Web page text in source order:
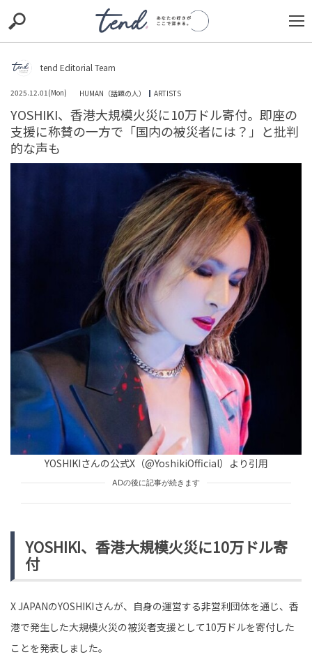
trill nordot RECOMMEND ARENA TOP
「ファンがするのはやはり違う」「積極的に言って欲し
い」とSNSでは共感の声。サカナクション・山口一郎がラ
ジオの違法転載に...
HUMAN（話題の人）
tend Editorial Team
「期待してるよ！」と言いながら雑務を押し付ける上
司。だが、徹夜で仕上げた私の提案内容で上司の態度が
TREND（トレンド深堀）
tend Editorial Team
「会社の備品を置いてるだけ」と言う夫。しかし、開け
た物置に義母の古い服とアルバムが入っていたワケ
TREND（トレンド深堀）
STORY
tend Editorial Team
2025.12.01(Mon) HUMAN（話題の人） ARTISTS
YOSHIKI、香港大規模火災に10万ドル寄付。即座の
支援に称賛の一方で「国内の被災者には？」と批判
的な声も
YOSHIKIさんの公式X（@YoshikiOfficial）より引用
ADの後に記事が続きます
YOSHIKI、香港大規模火災に10万ドル寄
付
X JAPANのYOSHIKIさんが、自身の運営する非営利団体を通じ、香
港で発生した大規模火災の被災者支援として10万ドルを寄付した
ことを発表しました。